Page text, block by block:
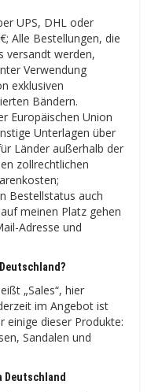
UPS, DHL oder
Alle Bestellungen, die
versandt werden,
Verwendung
exklusiven
Bändern.
Europäischen Union
Unterlagen über
Länder außerhalb der
zollrechtlichen
Bestellstatus auch
meinen Platz gehen
Adresse und
„Sales“, hier
im Angebot ist
einige dieser Produkte:
Sandalen und
Deutschland